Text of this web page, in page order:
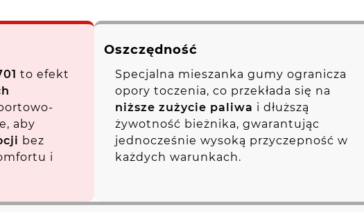
to efekt
aby
bez
i
Oszczędność
Specjalna mieszanka gumy ogranicza
opory toczenia, co przekłada się na
niższe zużycie paliwa i dłuższą
żywotność bieżnika, gwarantując
jednocześnie wysoką przyczepność w
każdych warunkach.